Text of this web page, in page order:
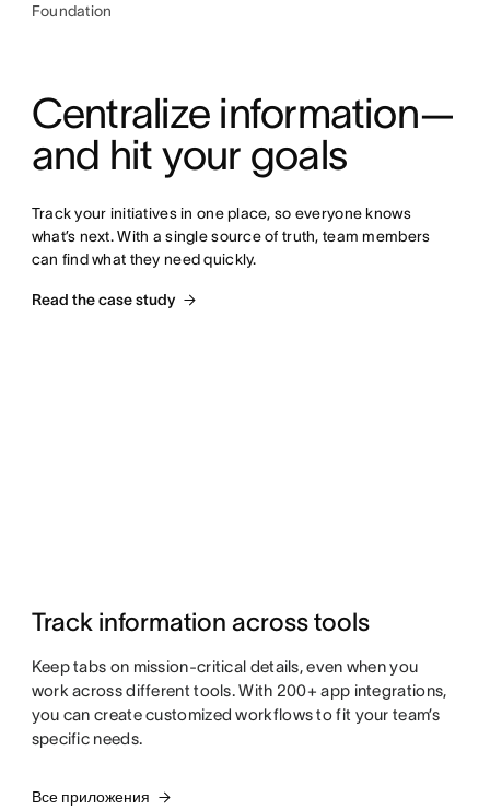
Foundation
Centralize information—
and hit your goals
Track your initiatives in one place, so everyone knows
what’s next. With a single source of truth, team members
can find what they need quickly.
Read the case study
Track information across tools
Keep tabs on mission-critical details, even when you
work across different tools. With 200+ app integrations,
you can create customized workflows to fit your team’s
specific needs.
Все приложения